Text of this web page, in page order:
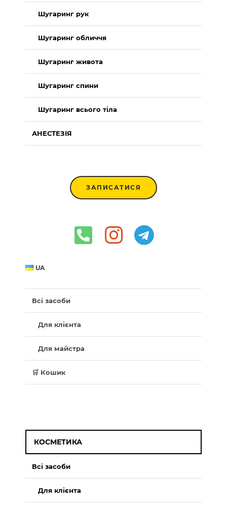
Шугаринг рук
Шугаринг обличчя
Шугаринг живота
Шугаринг спини
Шугаринг всього тіла
АНЕСТЕЗІЯ
ЗАПИСАТИСЯ
UA
Всі засоби
Для клієнта
Для майстра
🛒 Кошик
КОСМЕТИКА
Всі засоби
Для клієнта